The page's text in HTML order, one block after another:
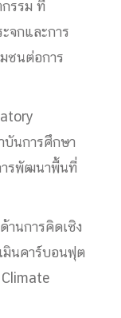
รรม ที่
จกและการ
ชนต่อการ
นการศึกษา
รพัฒนาพื้นที่
านการคิดเชิง
นคาร์บอนฟุต